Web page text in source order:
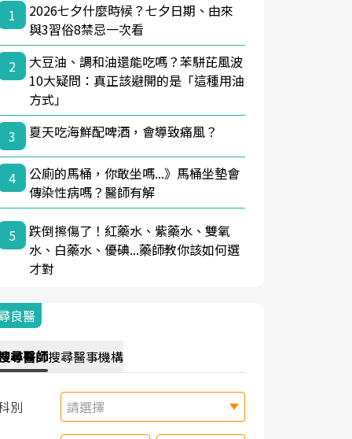
1
2026七夕什麼時候？七夕日期、由來
與3習俗8禁忌一次看
2
大豆油、調和油還能吃嗎？苯駢芘風波
10大疑問：真正該避開的是「這種用油
方式」
3
夏天吃海鮮配啤酒，會導致痛風？
4
公廁的馬桶，你敢坐嗎...》馬桶坐墊會
傳染性病嗎？醫師有解
5
跌倒擦傷了！紅藥水、紫藥水、雙氧
水、白藥水、優碘...藥師教你該如何選
才對
良醫
尋醫師搜尋醫事機構
別 請選擇